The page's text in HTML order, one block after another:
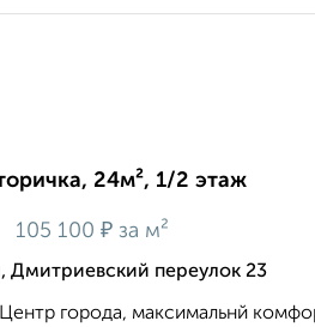
24м², 1/2 этаж
105 100 ₽ за м²
Дмитриевский переулок 23
города, максимальнй